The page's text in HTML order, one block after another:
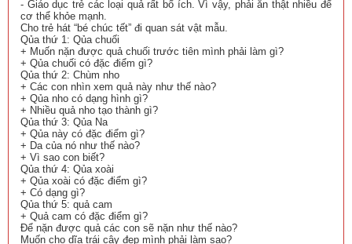
- Giáo dục trẻ các loại quả rất bổ ích. Vì vậy, phải ăn thật nhiều để
cơ thể khỏe mạnh.
Cho trẻ hát “bé chúc tết” đi quan sát vật mẫu.
Qủa thứ 1: Qủa chuối
+ Muốn nặn được quả chuối trước tiên mình phải làm gì?
+ Qủa chuối có đặc điểm gì?
Qủa thứ 2: Chùm nho
+ Các con nhìn xem quả này như thế nào?
+ Qủa nho có dạng hình gì?
+ Nhiều quả nho tạo thành gì?
Qủa thứ 3: Qủa Na
+ Qủa này có đặc điểm gì?
+ Da của nó như thế nào?
+ Vì sao con biết?
Qủa thứ 4: Qủa xoài
+ Qủa xoài có đặc điểm gì?
+ Có dạng gì?
Qủa thứ 5: quả cam
+ Quả cam có đặc điểm gì?
Để nặn được quả các con sẽ nặn như thế nào?
Muốn cho dĩa trái cây đẹp mình phải làm sao?